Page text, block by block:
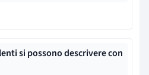
si possono descrivere con